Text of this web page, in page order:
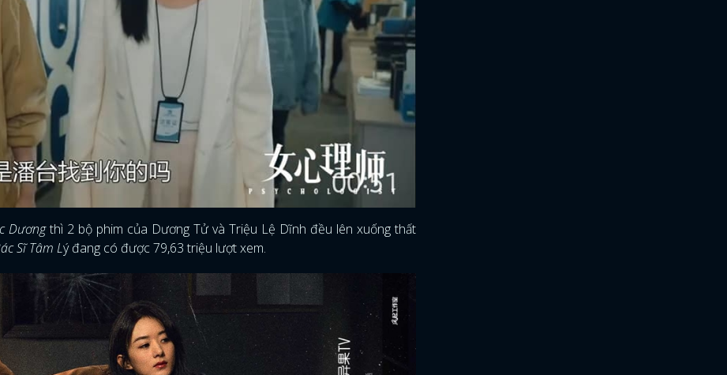
Dươngthì 2 bộ phim của Dương Tử và Triệu Lệ Dĩnh đều lên xuống thất
Sĩ Tâm Lý đang có được 79,63 triệu lượt xem.